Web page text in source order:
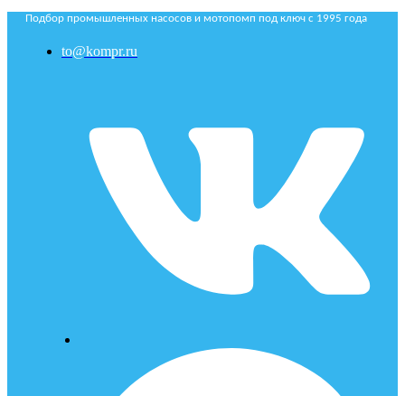
Подбор промышленных насосов и мотопомп под ключ с 1995 года
to@kompr.ru